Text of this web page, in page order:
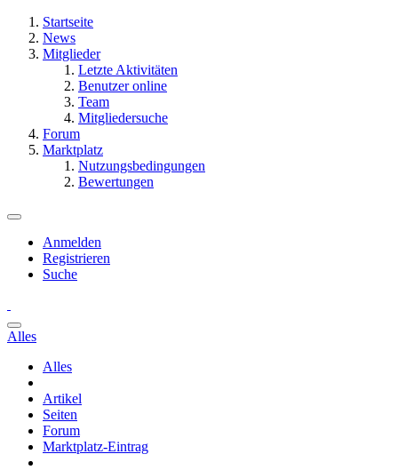
Startseite
News
Mitglieder
Letzte Aktivitäten
Benutzer online
Team
Mitgliedersuche
Forum
Marktplatz
Nutzungsbedingungen
Bewertungen
Anmelden
Registrieren
Suche
Alles
Alles
Artikel
Seiten
Forum
Marktplatz-Eintrag